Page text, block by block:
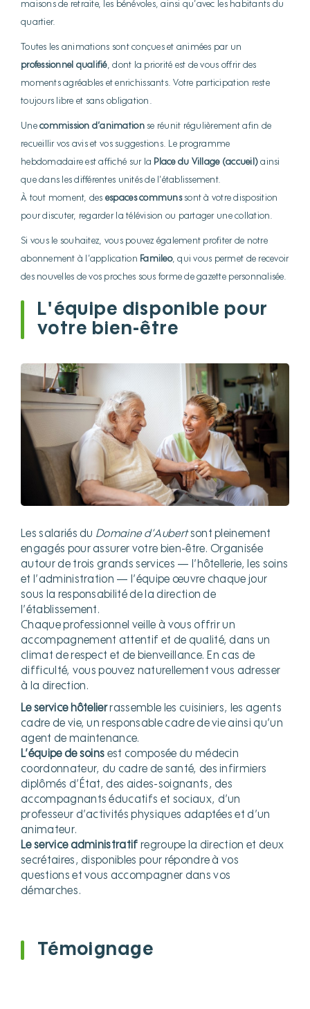
maisons de retraite, les bénévoles, ainsi qu’avec les habitants du
quartier.
Toutes les animations sont conçues et animées par un
professionnel qualifié, dont la priorité est de vous offrir des
moments agréables et enrichissants. Votre participation reste
toujours libre et sans obligation.
Unecommission d’animationse réunit régulièrement afin de
recueillir vos avis et vos suggestions. Le programme
hebdomadaire est affiché sur la Place du Village (accueil) ainsi
que dans les différentes unités de l’établissement.
À tout moment, des espaces communssont à votre disposition
pour discuter, regarder la télévision ou partager une collation.
Si vous le souhaitez, vous pouvez également profiter de notre
abonnement à l’application Famileo, qui vous permet de recevoir
des nouvelles de vos proches sous forme de gazette personnalisée.
L'équipe disponible pour
votre bien-être
Les salariés du Domaine d’Aubertsont pleinement
engagés pour assurer votre bien-être. Organisée
autour de trois grands services — l’hôtellerie, les soins
et l’administration — l’équipe œuvre chaque jour
sous la responsabilité de la direction de
l’établissement.
Chaque professionnel veille à vous offrir un
accompagnement attentif et de qualité, dans un
climat de respect et de bienveillance. En cas de
difficulté, vous pouvez naturellement vous adresser
à la direction.
Le service hôtelierrassemble les cuisiniers, les agents
cadre de vie, un responsable cadre de vie ainsi qu’un
agent de maintenance.
L’équipe de soins est composée du médecin
coordonnateur, du cadre de santé, des infirmiers
diplômés d’État, des aides-soignants, des
accompagnants éducatifs et sociaux, d’un
professeur d’activités physiques adaptées et d’un
animateur.
Le service administratif regroupe la direction et deux
secrétaires, disponibles pour répondre à vos
questions et vous accompagner dans vos
démarches.
Témoignage